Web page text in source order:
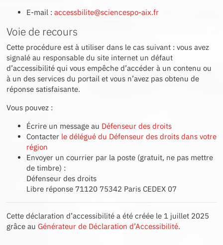
E-mail : accessbilite@sciencespo-aix.fr
Voie de recours
Cette procédure est à utiliser dans le cas suivant : vous avez
signalé au responsable du site internet un défaut
d’accessibilité qui vous empêche d’accéder à un contenu ou
à un des services du portail et vous n’avez pas obtenu de
réponse satisfaisante.
Vous pouvez :
Écrire un message au Défenseur des droits
Contacter le délégué du Défenseur des droits dans votre
région
Envoyer un courrier par la poste (gratuit, ne pas mettre
de timbre) :
Défenseur des droits
Libre réponse 71120 75342 Paris CEDEX 07
Cette déclaration d’accessibilité a été créée le 1 juillet 2025
grâce au Générateur de Déclaration d’Accessibilité.